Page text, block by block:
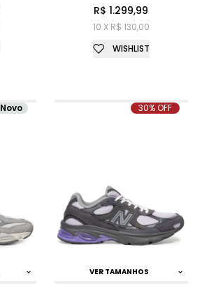
R$ 1.299,99
10 X R$ 130,00
WISHLIST
Novo
VER TAMANHOS
30% OFF